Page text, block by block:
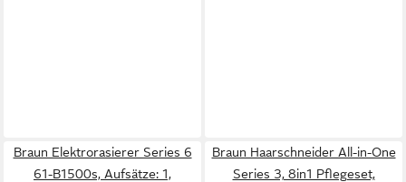
Braun Elektrorasierer Series 6
61-B1500s, Aufsätze: 1,
Braun Haarschneider All-in-One
Series 3, 8in1 Pflegeset,